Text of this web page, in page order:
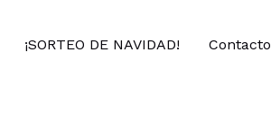
¡SORTEO DE NAVIDAD! Contacto